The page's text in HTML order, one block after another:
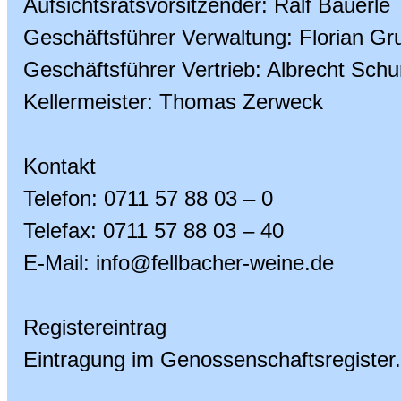
Aufsichtsratsvorsitzender: Ralf Bauerle
Geschäftsführer Verwaltung: Florian
Geschäftsführer Vertrieb: Albrecht
Kellermeister: Thomas Zerweck
Kontakt
Telefon: 0711 57 88 03 – 0
Telefax: 0711 57 88 03 – 40
E-Mail: info@fellbacher-weine.de
Registereintrag
Eintragung im Genossenschaftsregister.